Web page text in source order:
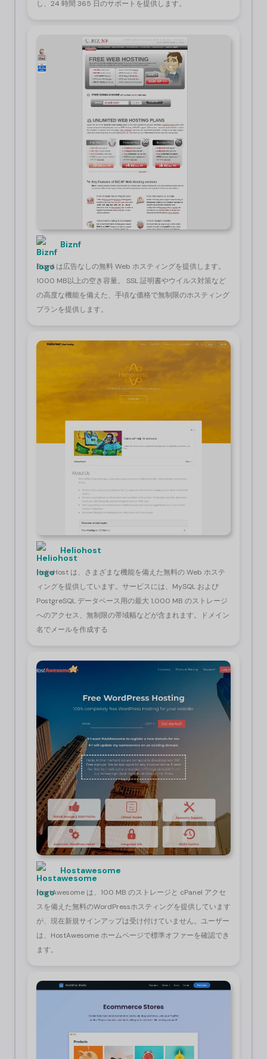
し、24 時間 365 日のサポートを提供します。
Biznf
Biz.nf は広告なしの無料 Web ホスティングを提供します。
1000 MB以上の空き容量。 SSL 証明書やウイルス対策など
の高度な機能を備えた、手頃な価格で無制限のホスティング
プランを提供します。
Heliohost
HelioHost は、さまざまな機能を備えた無料の Web ホステ
ィングを提供しています。サービスには、MySQL および
PostgreSQL データベース用の最大 1,000 MB のストレージ
へのアクセス、無制限の帯域幅などが含まれます。ドメイン
名でメールを作成する
Hostawesome
HostAwesome は、100 MB のストレージと cPanel アクセ
スを備えた無料のWordPressホスティングを提供しています
が、現在新規サインアップは受け付けていません。ユーザー
は、HostAwesome ホームページで標準オファーを確認でき
ます。